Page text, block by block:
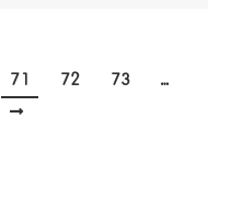
71 72 73
…